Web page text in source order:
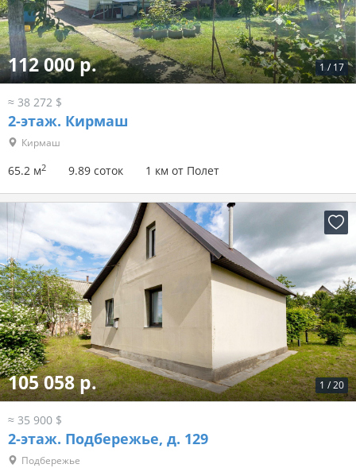
1 / 17
112 000 р.
≈ 38 272 $
2-этаж. Кирмаш
Кирмаш
65.2 м2 9.89 соток 1 км от Полет
1 /20
105 058 р.
≈ 35 900 $
2-этаж. Подбережье, д. 129
Подбережье